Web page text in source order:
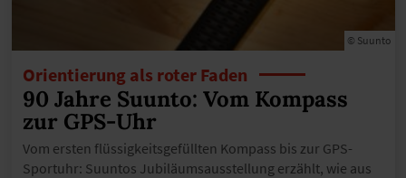
© Suunto
Orientierung als roter Faden
90 Jahre Suunto: Vom Kompass
zur GPS-Uhr
Vom ersten flüssigkeitsgefüllten Kompass bis zur GPS-
Sportuhr: Suuntos Jubiläumsausstellung erzählt, wie aus